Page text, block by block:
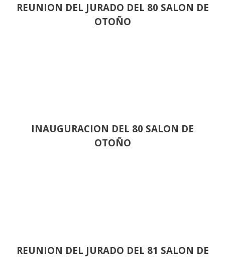
REUNION DEL JURADO DEL 80 SALON DE
OTOÑO
INAUGURACION DEL 80 SALON DE
OTOÑO
REUNION DEL JURADO DEL 81 SALON DE